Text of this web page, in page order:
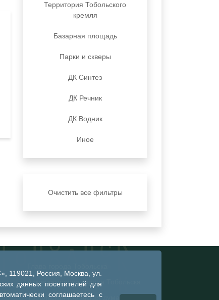
119021, Россия, Москва, ул.
данных посетителей для
соглашаетесь с
Территория Тобольского
кремля
Базарная площадь
Парки и скверы
ДК Синтез
ДК Речник
ДК Водник
Иное
Очистить все фильтры
Администрация города Тобольска
Тобольская городская дума